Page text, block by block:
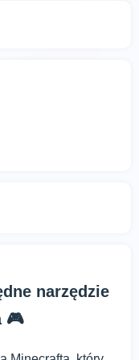
narzędzie
🎮